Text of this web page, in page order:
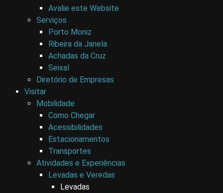
Avalie este Website
Serviços
Porto Moniz
Ribeira da Janela
Achadas da Cruz
Seixal
Diretório de Empresas
Visitar
Mobilidade
Como Chegar
Acessibilidades
Estacionamentos
Transportes
Atividades e Experiências
Levadas e Veredas
Levadas